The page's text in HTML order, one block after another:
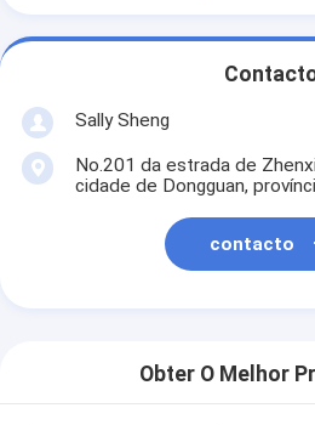
Sally Sheng
No.201 da estrada de
cidade de Dongguan,
contacto
Obter O Melhor